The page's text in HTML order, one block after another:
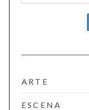
ARTE
ESCENA